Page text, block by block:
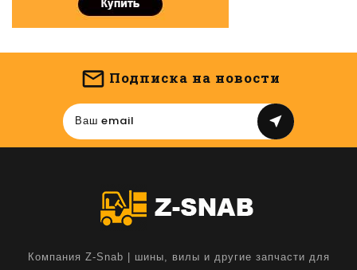
Подписка на новости
near_me
Компания Z-Snab | шины, вилы и другие запчасти для